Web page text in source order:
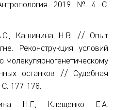
2019. № 4. С.
Кашинина Н.В. // Опыт
Реконструкция условий
молекулярногенетическому
останков // Судебная
177-178.
Н.Г., Клещенко Е.А.